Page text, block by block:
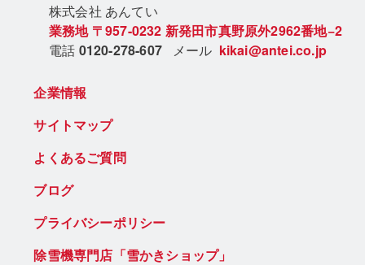
株式会社 あんてい
業務地 〒957-0232 新発田市真野原外2962番地−2
電話 0120-278-607 メール kikai@antei.co.jp
企業情報
サイトマップ
よくあるご質問
ブログ
プライバシーポリシー
除雪機専門店「雪かきショップ」